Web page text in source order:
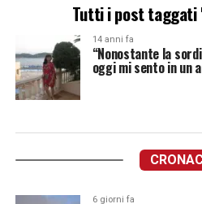
Tutti i post
14 anni fa
“Nonostante la
oggi mi sento in un
6 giorni fa